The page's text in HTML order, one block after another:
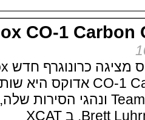
Edox CO-1
חברת השעונים אדוקס מציגה כרונוגרף חדש Edox
CO-1 Carbon Chronograph אדוקס היא שותפה
Team Australia Blue Roo ונהגי הסירות שלה, Pal